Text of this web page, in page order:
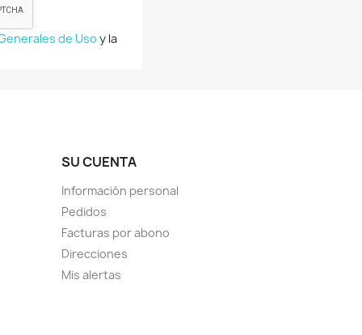
de Uso y la
SU CUENTA
Información personal
Pedidos
Facturas por abono
Direcciones
Mis alertas